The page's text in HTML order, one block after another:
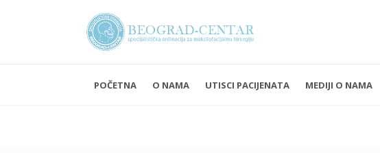
Ponedeljak - Petak
POČETNA O NAMA UTISCI PACIJENATA MEDIJI O NAMA